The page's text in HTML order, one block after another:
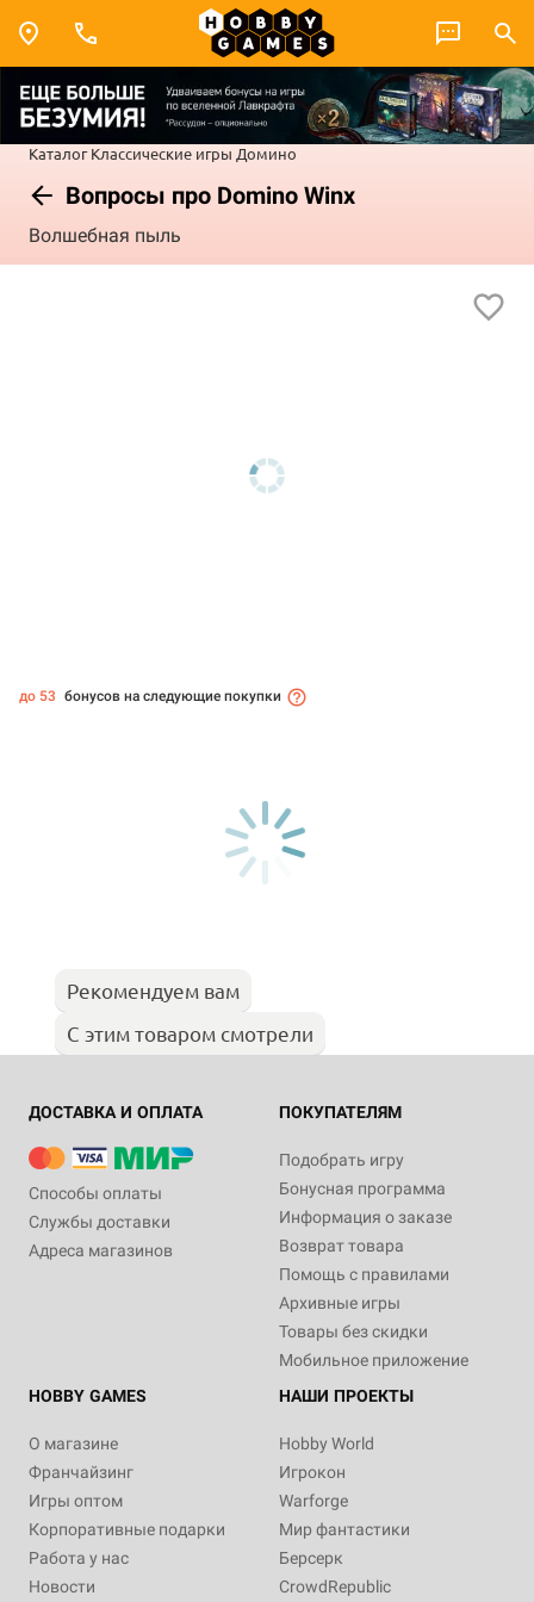
Каталог Классические игры Домино
Вопросы про Domino Winx
Волшебная пыль
до 53 бонусов на следующие покупки
Рекомендуем вам
С этим товаром смотрели
ДОСТАВКА И ОПЛАТА
Способы оплаты
Службы доставки
Адреса магазинов
ПОКУПАТЕЛЯМ
Подобрать игру
Бонусная программа
Информация о заказе
Возврат товара
Помощь с правилами
Архивные игры
Товары без скидки
Мобильное приложение
HOBBY GAMES
О магазине
Франчайзинг
Игры оптом
Корпоративные подарки
Работа у нас
Новости
НАШИ ПРОЕКТЫ
Hobby World
Игрокон
Warforge
Мир фантастики
Берсерк
CrowdRepublic